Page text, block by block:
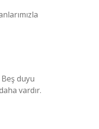
duyu
vardır.